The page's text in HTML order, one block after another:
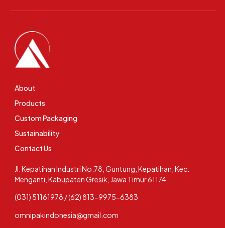
Jl. Kepatihan Industri No.78, Guntung, Kepatihan, Kec.
Menganti, Kabupaten Gresik, Jawa Timur 61174
(031) 51161978 / (62) 813-9975-6383
omnipakindonesia@gmail.com
About
Products
Custom Packaging
Sustainability
Contact Us